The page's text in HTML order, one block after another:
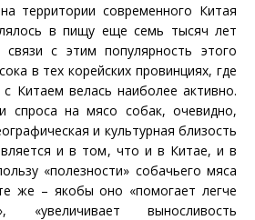
территории современного Китая
в пищу еще семь тысяч лет
с этим популярность этого
в тех корейских провинциях, где
Китаем велась наиболее активно.
спроса на мясо собак, очевидно,
и культурная близость
и в том, что и в Китае, и в
«полезности» собачьего мяса
же – якобы оно «помогает легче
«увеличивает выносливость